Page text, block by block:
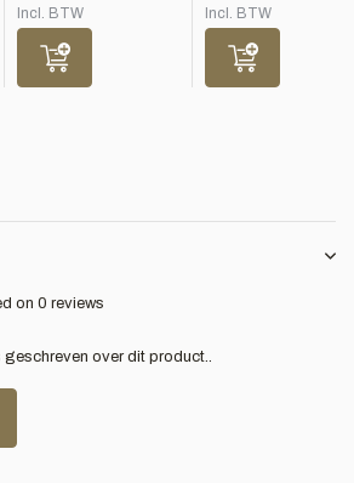
Incl. BTW
Incl. BTW
on 0 reviews
geschreven over dit product..